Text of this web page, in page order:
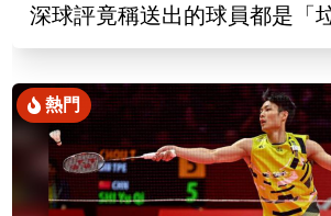
深球評竟稱送出的球員都是「
熱門